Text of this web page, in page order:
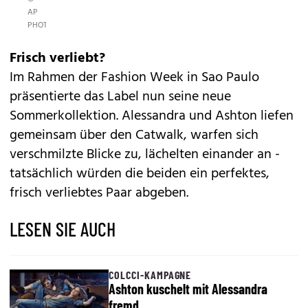
AP
PHOTO
Frisch verliebt?
Im Rahmen der Fashion Week in Sao Paulo
präsentierte das Label nun seine neue
Sommerkollektion. Alessandra und Ashton liefen
gemeinsam über den Catwalk, warfen sich
verschmilzte Blicke zu, lächelten einander an -
tatsächlich würden die beiden ein perfektes,
frisch verliebtes Paar abgeben.
LESEN SIE AUCH
COLCCI-KAMPAGNE
Ashton kuschelt mit Alessandra